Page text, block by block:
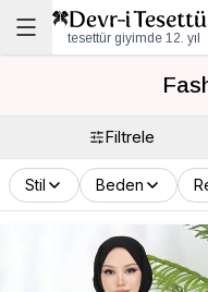
tesettür giyimde 12. yıl
Filtrele
Stil Beden